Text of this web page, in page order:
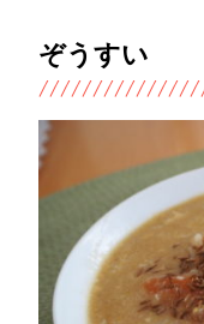
ぞうすい